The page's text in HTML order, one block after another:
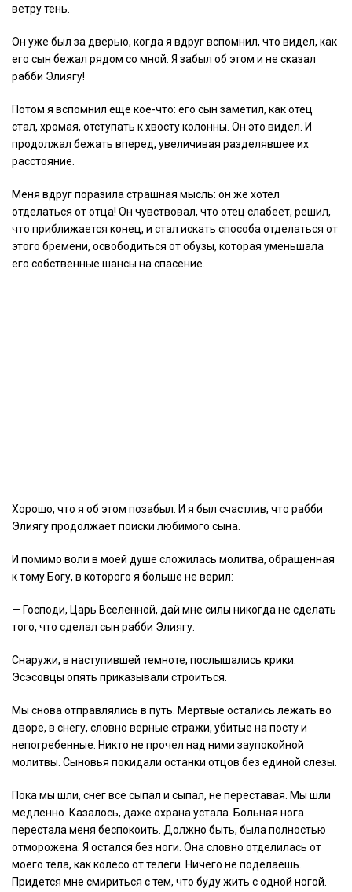
ветру тень.
Он уже был за дверью, когда я вдруг вспомнил, что видел, как
его сын бежал рядом со мной. Я забыл об этом и не сказал
рабби Элиягу!
Потом я вспомнил еще кое-что: его сын заметил, как отец
стал, хромая, отступать к хвосту колонны. Он это видел. И
продолжал бежать вперед, увеличивая разделявшее их
расстояние.
Меня вдруг поразила страшная мысль: он же хотел
отделаться от отца! Он чувствовал, что отец слабеет, решил,
что приближается конец, и стал искать способа отделаться от
этого бремени, освободиться от обузы, которая уменьшала
его собственные шансы на спасение.
Хорошо, что я об этом позабыл. И я был счастлив, что рабби
Элиягу продолжает поиски любимого сына.
И помимо воли в моей душе сложилась молитва, обращенная
к тому Богу, в которого я больше не верил:
— Господи, Царь Вселенной, дай мне силы никогда не сделать
того, что сделал сын рабби Элиягу.
Снаружи, в наступившей темноте, послышались крики.
Эсэсовцы опять приказывали строиться.
Мы снова отправлялись в путь. Мертвые остались лежать во
дворе, в снегу, словно верные стражи, убитые на посту и
непогребенные. Никто не прочел над ними заупокойной
молитвы. Сыновья покидали останки отцов без единой слезы.
Пока мы шли, снег всё сыпал и сыпал, не переставая. Мы шли
медленно. Казалось, даже охрана устала. Больная нога
перестала меня беспокоить. Должно быть, была полностью
отморожена. Я остался без ноги. Она словно отделилась от
моего тела, как колесо от телеги. Ничего не поделаешь.
Придется мне смириться с тем, что буду жить с одной ногой.